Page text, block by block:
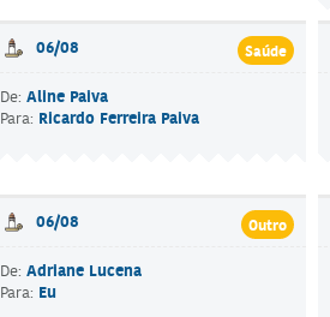
Saúde
06/08
De: Aline Paiva
Para: Ricardo Ferreira Paiva
Outro
06/08
De: Adriane Lucena
Para: Eu